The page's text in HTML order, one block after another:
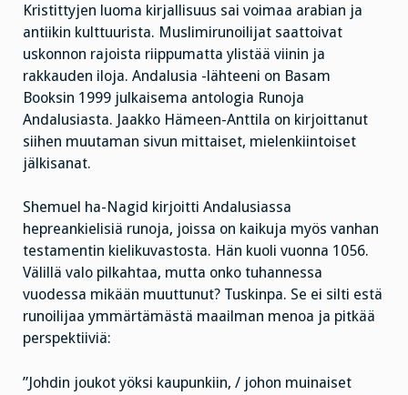
Kristittyjen luoma kirjallisuus sai voimaa arabian ja
antiikin kulttuurista. Muslimirunoilijat saattoivat
uskonnon rajoista riippumatta ylistää viinin ja
rakkauden iloja. Andalusia -lähteeni on Basam
Booksin 1999 julkaisema antologia Runoja
Andalusiasta. Jaakko Hämeen-Anttila on kirjoittanut
siihen muutaman sivun mittaiset, mielenkiintoiset
jälkisanat.
Shemuel ha-Nagid kirjoitti Andalusiassa
hepreankielisiä runoja, joissa on kaikuja myös vanhan
testamentin kielikuvastosta. Hän kuoli vuonna 1056.
Välillä valo pilkahtaa, mutta onko tuhannessa
vuodessa mikään muuttunut? Tuskinpa. Se ei silti estä
runoilijaa ymmärtämästä maailman menoa ja pitkää
perspektiiviä:
”Johdin joukot yöksi kaupunkiin, / johon muinaiset